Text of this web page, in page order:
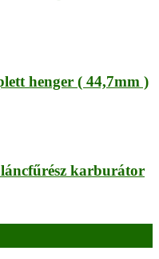
henger ( 44,7mm )
karburátor